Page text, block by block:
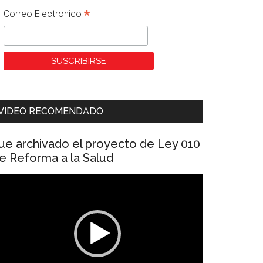
Correo Electronico *
RECOMENDADO
archivado el proyecto de Ley 010
Reforma a la Salud